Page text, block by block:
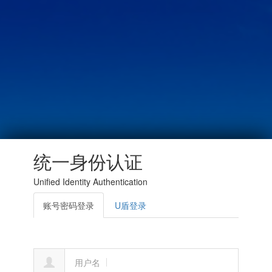
统一身份认证
Unified Identity Authentication
账号密码登录
U盾登录
用户名